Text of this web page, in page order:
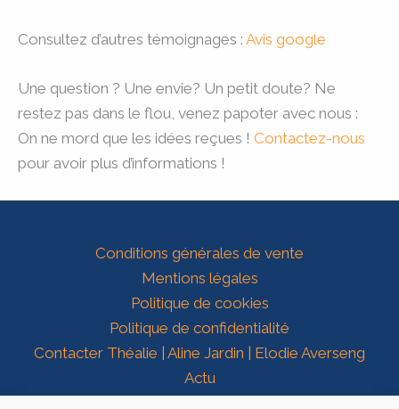
Consultez d’autres témoignages : Avis google
Une question ? Une envie? Un petit doute? Ne
restez pas dans le flou, venez papoter avec nous :
On ne mord que les idées reçues ! Contactez-nous
pour avoir plus d’informations !
Conditions générales de vente
Mentions légales
Politique de cookies
Politique de confidentialité
Contacter Théalie | Aline Jardin | Elodie Averseng
Actu